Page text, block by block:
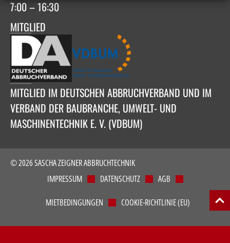
7:00 – 16:30
MITGLIED
MITGLIED IM DEUTSCHEN ABBRUCHVERBAND UND IM
VERBAND DER BAUBRANCHE, UMWELT- UND
MASCHINENTECHNIK E. V. (VDBUM)
© 2026 SASCHA ZEIGNER ABBRUCHTECHNIK
IMPRESSUM
DATENSCHUTZ AGB
MIETBEDINGUNGEN COOKIE-RICHTLINIE (EU)